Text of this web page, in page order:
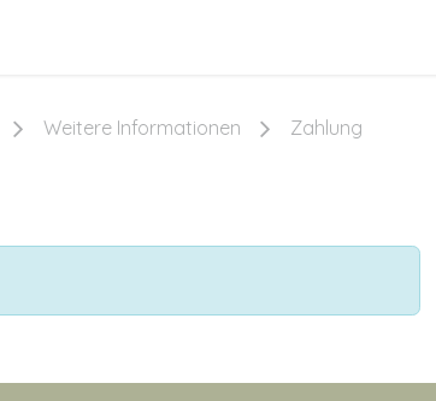
Weitere Informationen Zahlung